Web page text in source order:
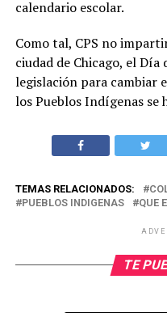
calendario escolar.
Como tal, CPS no
ciudad de Chicago, el Día
legislación para cambiar
los Pueblos Indígenas se
TEMAS RELACIONADOS:
PUEBLOS INDIGENAS
QUE
TE